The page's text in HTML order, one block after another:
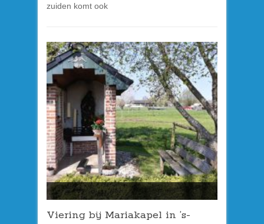
zuiden komt ook
Viering bij Mariakapel in ’s-